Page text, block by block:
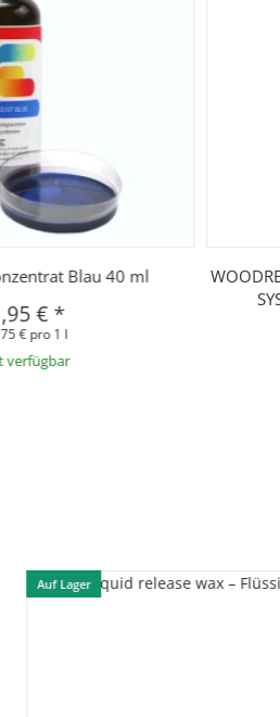
Blau 40 ml
€*
€ pro 1 l
verfügbar
Auf Lager